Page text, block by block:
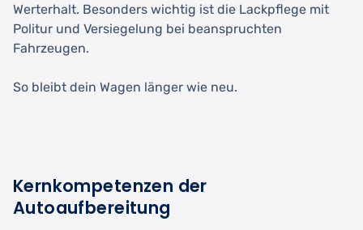
Werterhalt. Besonders wichtig ist die Lackpflege mit
Politur und Versiegelung bei beanspruchten
Fahrzeugen.
So bleibt dein Wagen länger wie neu.
Kernkompetenzen der
Autoaufbereitung